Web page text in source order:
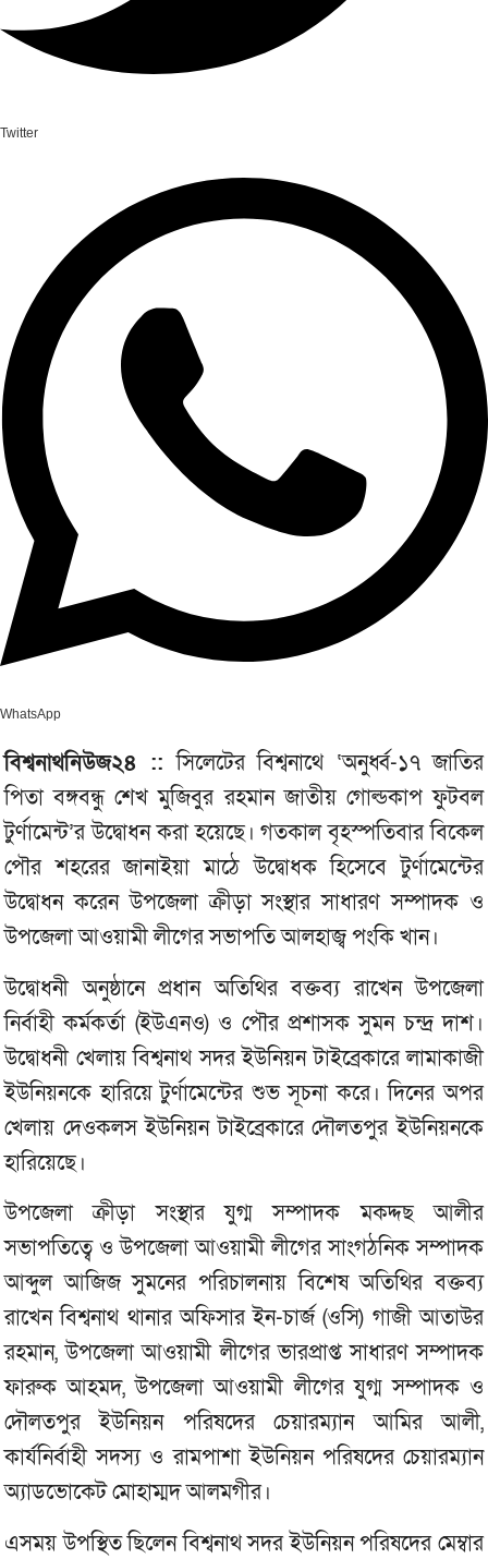
Twitter
WhatsApp
বিশ্বনাথনিউজ২৪ :: সিলেটের বিশ্বনাথে ‘অনুর্ধ্ব-১৭ জাতির
পিতা বঙ্গবন্ধু শেখ মুজিবুর রহমান জাতীয় গোল্ডকাপ ফুটবল
টুর্ণামেন্ট’র উদ্বোধন করা হয়েছে। গতকাল বৃহস্পতিবার বিকেল
পৌর শহরের জানাইয়া মাঠে উদ্বোধক হিসেবে টুর্ণামেন্টের
উদ্বোধন করেন উপজেলা ক্রীড়া সংস্থার সাধারণ সম্পাদক ও
উপজেলা আওয়ামী লীগের সভাপতি আলহাজ্ব পংকি খান।
উদ্বোধনী অনুষ্ঠানে প্রধান অতিথির বক্তব্য রাখেন উপজেলা
নির্বাহী কর্মকর্তা (ইউএনও) ও পৌর প্রশাসক সুমন চন্দ্র দাশ।
উদ্বোধনী খেলায় বিশ্বনাথ সদর ইউনিয়ন টাইব্রেকারে লামাকাজী
ইউনিয়নকে হারিয়ে টুর্ণামেন্টের শুভ সূচনা করে। দিনের অপর
খেলায় দেওকলস ইউনিয়ন টাইব্রেকারে দৌলতপুর ইউনিয়নকে
হারিয়েছে।
উপজেলা ক্রীড়া সংস্থার যুগ্ম সম্পাদক মকদ্দছ আলীর
সভাপতিত্বে ও উপজেলা আওয়ামী লীগের সাংগঠনিক সম্পাদক
আব্দুল আজিজ সুমনের পরিচালনায় বিশেষ অতিথির বক্তব্য
রাখেন বিশ্বনাথ থানার অফিসার ইন-চার্জ (ওসি) গাজী আতাউর
রহমান, উপজেলা আওয়ামী লীগের ভারপ্রাপ্ত সাধারণ সম্পাদক
ফারুক আহমদ, উপজেলা আওয়ামী লীগের যুগ্ম সম্পাদক ও
দৌলতপুর ইউনিয়ন পরিষদের চেয়ারম্যান আমির আলী,
কার্যনির্বাহী সদস্য ও রামপাশা ইউনিয়ন পরিষদের চেয়ারম্যান
অ্যাডভোকেট মোহাম্মদ আলমগীর।
এসময় উপস্থিত ছিলেন বিশ্বনাথ সদর ইউনিয়ন পরিষদের মেম্বার